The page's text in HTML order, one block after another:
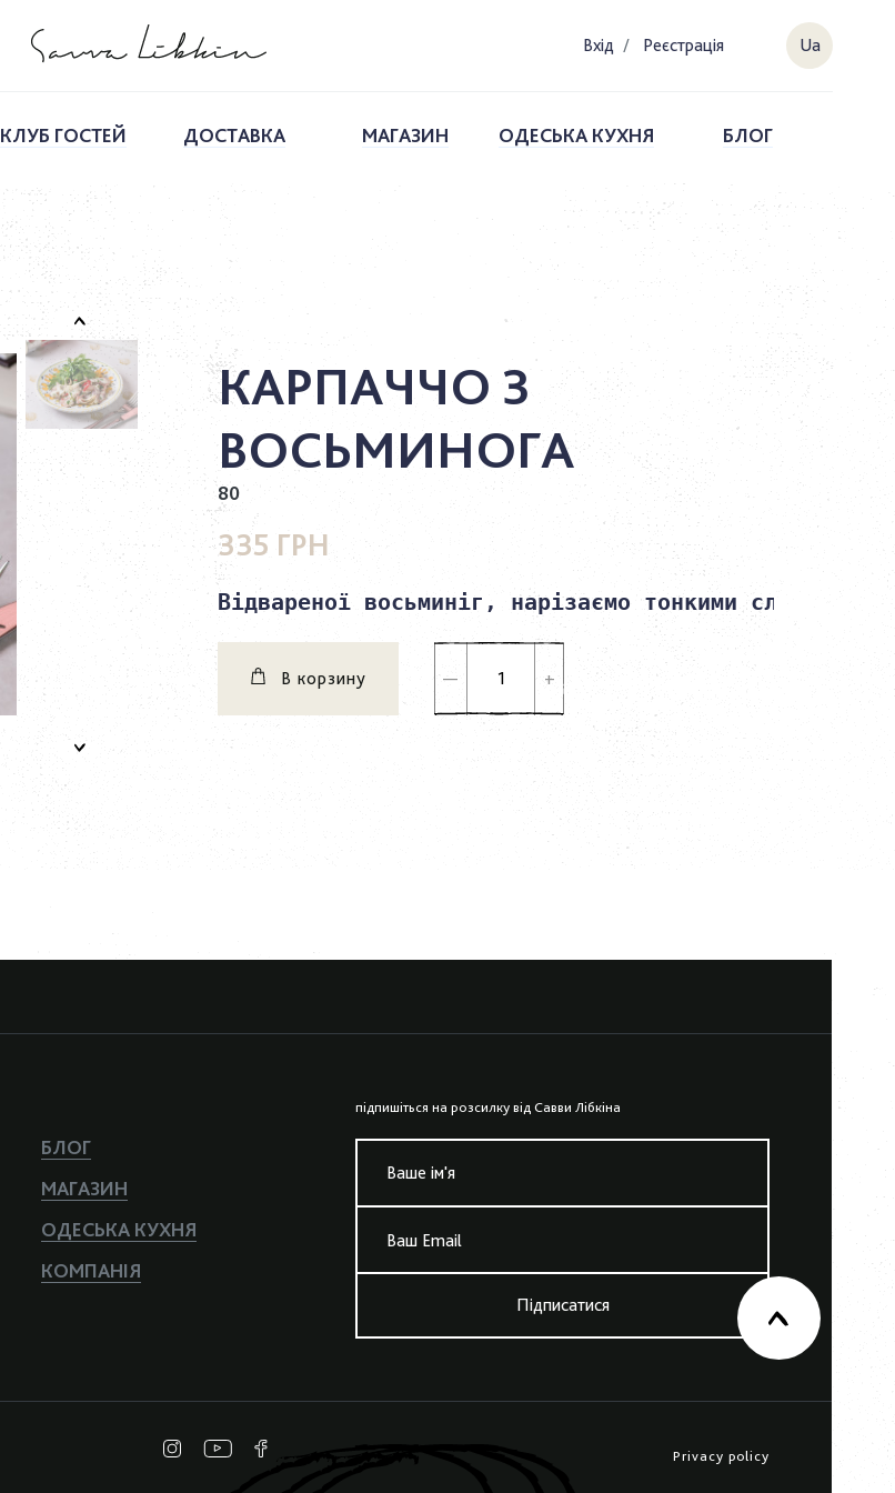
Вхiд / Реєстрація Ua
КЛУБ ГОСТЕЙ ДОСТАВКА МАГАЗИН ОДЕСЬКА КУХНЯ БЛОГ
КАРПАЧЧО З
ВОСЬМИНОГА
80
335 ГРН
Відвареної восьминіг, нарізаємо тонкими слайсами
В корзину
БЛОГ
МАГАЗИН
ОДЕСЬКА КУХНЯ
КОМПАНIЯ
пiдпишiться на розсилку вiд Савви Лiбкiна
Ваше iм'я
Ваш Email
Підписатися
Privacy policy